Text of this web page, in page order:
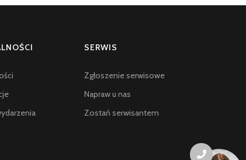
SERWIS
Zgłoszenie serwisowe
Napraw u nas
Zostań serwisantem